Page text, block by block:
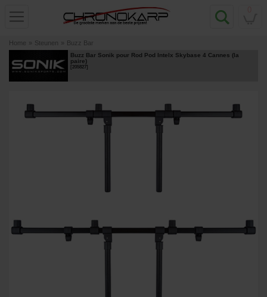
Home » Steunen » Buzz Bar
Buzz Bar Sonik pour Rod Pod Intelx Skybase 4 Cannes (la
paire)
[205827]